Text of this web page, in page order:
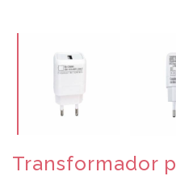
Transformador